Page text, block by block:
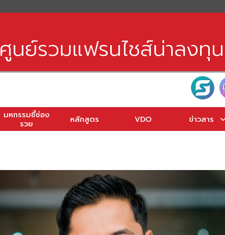
ศูนย์รวมแฟรนไชส์น่าลงทุน
มหกรรมชี้ช่อง
รวย
หลักสูตร VDO ข่าวสาร